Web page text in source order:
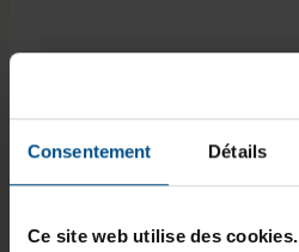
Consentement Détails
Ce site web utilise des cookies.
Programme de partenariat:
État:
GTIN/EAN :